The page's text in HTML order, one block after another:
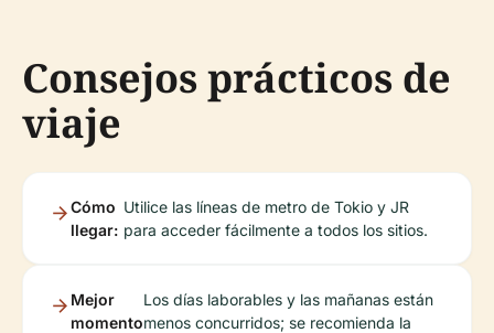
Consejos prácticos de
viaje
Cómo
llegar:
Utilice las líneas de metro de Tokio y JR
para acceder fácilmente a todos los sitios.
Mejor
momento
Los días laborables y las mañanas están
menos concurridos; se recomienda la